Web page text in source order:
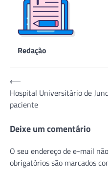
Redação
Navegação
de
Post
⟵
Hospital Universitário de
paciente
Deixe um comentário
O seu endereço de e-mail
obrigatórios são marcados